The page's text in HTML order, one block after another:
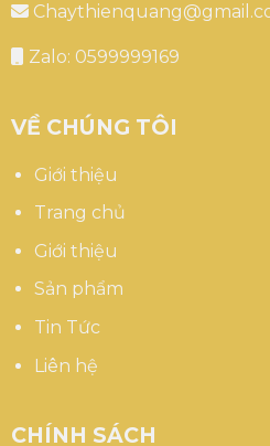
Zalo: 0599999169
VỀ CHÚNG TÔI
Giới thiệu
Trang chủ
Giới thiệu
Sản phẩm
Tin Tức
Liên hệ
CHÍNH SÁCH